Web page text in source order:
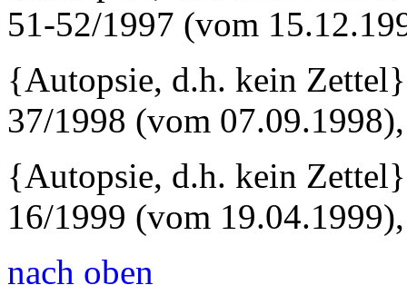
51-52/1997 (vom
{Autopsie, d.h. kein
37/1998 (vom
{Autopsie, d.h. kein
16/1999 (vom
nach oben